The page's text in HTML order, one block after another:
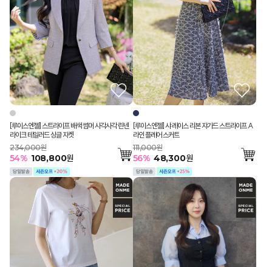
[루이스엔젤] 스트라이프 배색 썸머 사각사각 린넨
라이크 테일러드 싱글 자켓
234,000원
54% 108,800원
[루이스엔젤] 샤 레이스 리본 쟈가드 스트라이프 A
라인 플레어 스커트
111,000원
56% 48,300원